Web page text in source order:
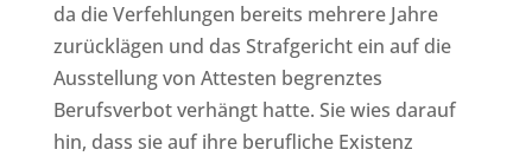
da die Verfehlungen bereits mehrere Jahre
zurücklägen und das Strafgericht ein auf die
Ausstellung von Attesten begrenztes
Berufsverbot verhängt hatte. Sie wies darauf
hin, dass sie auf ihre berufliche Existenz